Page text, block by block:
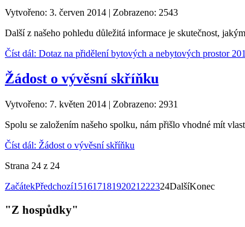
Vytvořeno: 3. červen 2014 | Zobrazeno: 2543
Další z našeho pohledu důležitá informace je skutečnost,
Číst dál: Dotaz na přidělení bytových a nebytových prostor
Žádost o vývěsní skříňku
Vytvořeno: 7. květen 2014 | Zobrazeno: 2931
Spolu se založením našeho spolku, nám přišlo vhodné mít
Číst dál: Žádost o vývěsní skříňku
Strana 24 z 24
ZačátekPředchozí15161718192021 222324DalšíKonec
"Z hospůdky"